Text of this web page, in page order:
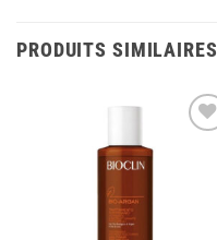
PRODUITS SIMILAIRES